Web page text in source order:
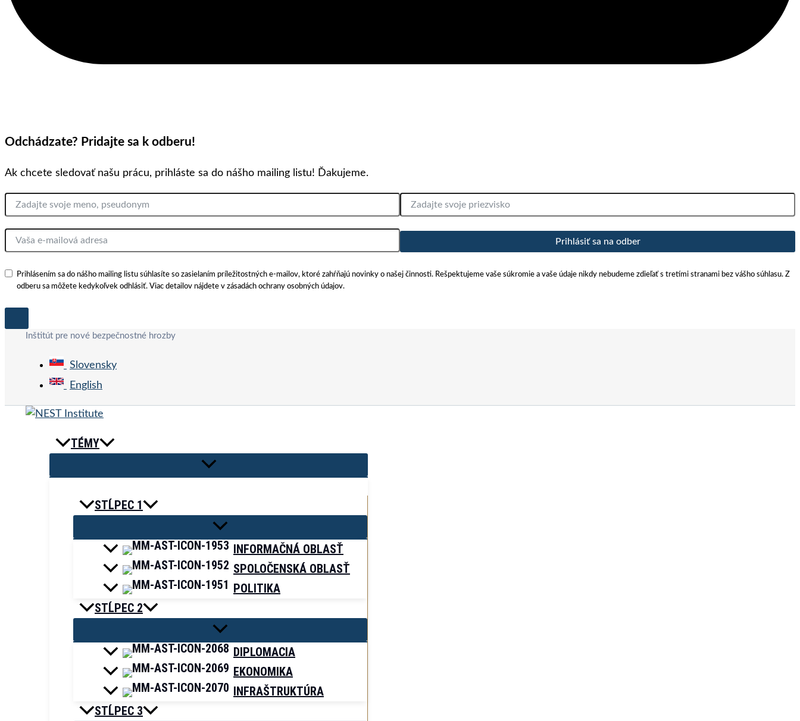
Odchádzate? Pridajte sa k odberu!
Ak chcete sledovať našu prácu, prihláste sa do nášho mailing listu! Ďakujeme.
Prihlásiť sa na odber
Prihlásením sa do nášho mailing listu súhlasíte so zasielaním príležitostných e-mailov, ktoré zahŕňajú novinky o našej činnosti. Rešpektujeme vaše súkromie a vaše údaje nikdy nebudeme zdieľať s tretími stranami bez vášho súhlasu. Z
odberu sa môžete kedykoľvek odhlásiť. Viac detailov nájdete v zásadách ochrany osobných údajov.
PreskočiťInštitút pre nové bezpečnostné hrozby
Slovensky
English
TÉMY
STĹPEC 1
INFORMAČNÁ OBLASŤ
SPOLOČENSKÁ OBLASŤ
POLITIKA
STĹPEC 2
DIPLOMACIA
EKONOMIKA
INFRAŠTRUKTÚRA
STĹPEC 3